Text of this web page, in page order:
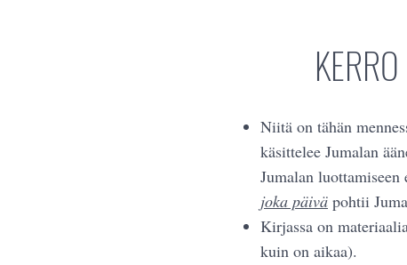
Niitä on tähän
käsittelee Jumalan
Jumalan luottamiseen
joka päivä pohtii
Kirjassa on
kuin on aikaa).